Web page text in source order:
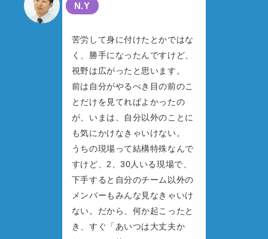
N.Y
苦労して身に付けたとかではな
く、勝手になったんですけど、
視野は広がったと思います。
前は自分がやるべき目の前のこ
とだけを見てればよかったの
が、いまは、自分以外のことに
も気にかけなきゃいけない。
うちの現場って結構特殊なんで
すけど、2、30人いる現場で、
下手すると自分のチーム以外の
メンバーもみんな見なきゃいけ
ない。だから、何か起こったと
き、すぐ「あいつは大丈夫か